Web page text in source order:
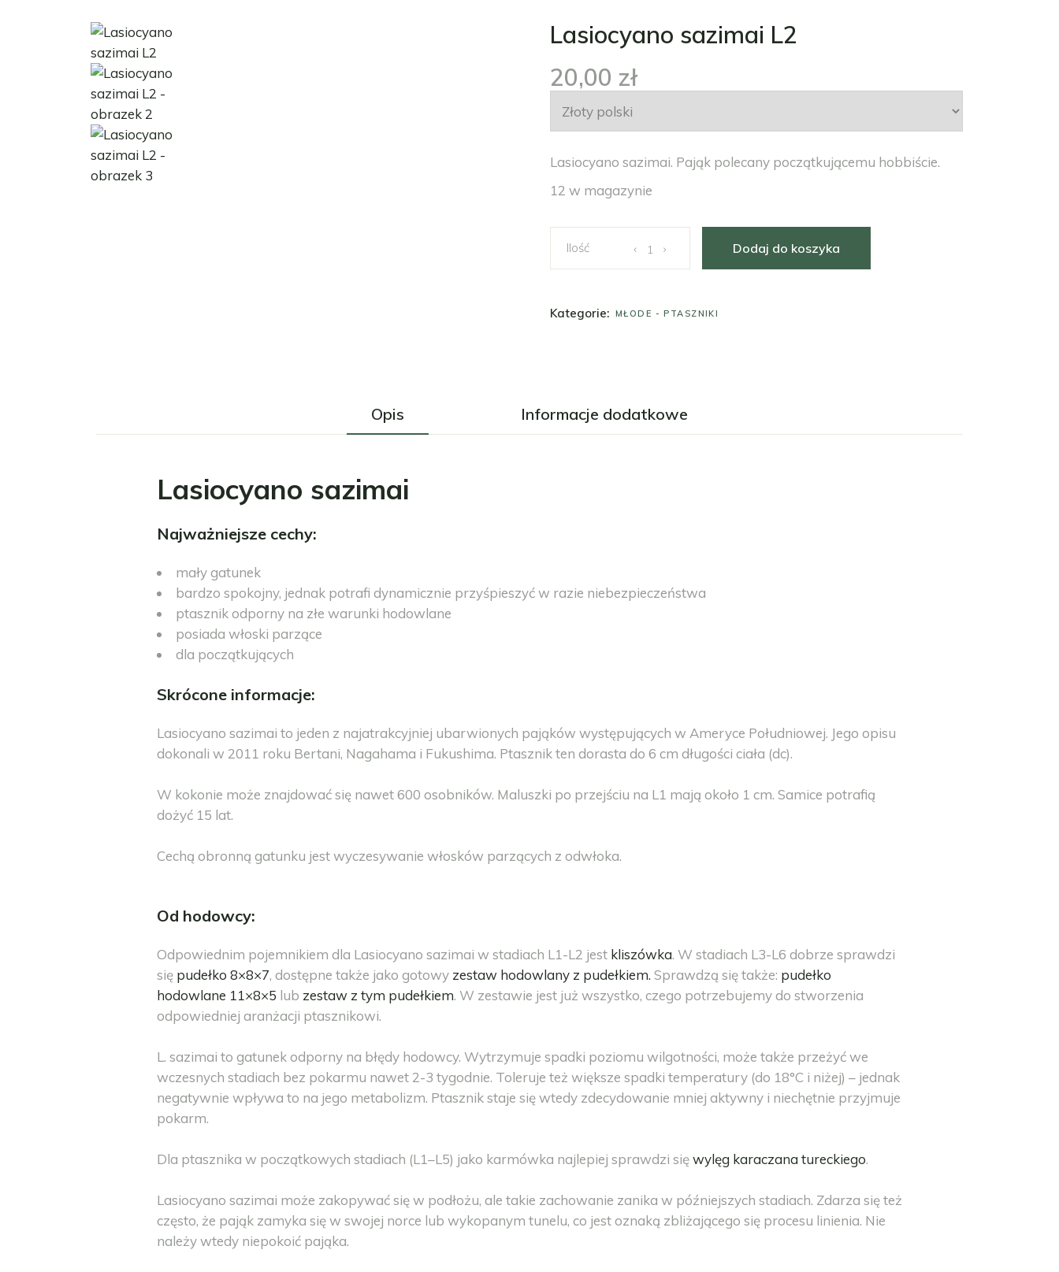
Lasiocyano sazimai L2
20,00 zł
Lasiocyano sazimai. Pająk polecany początkującemu hobbiście.
12 w magazynie
Lasiocyano sazimai L2 ilość
Dodaj do koszyka
Kategorie: MŁODE -PTASZNIKI
Opis Informacje dodatkowe
Lasiocyano sazimai
Najważniejsze cechy:
mały gatunek
bardzo spokojny, jednak potrafi dynamicznie przyśpieszyć w razie niebezpieczeństwa
ptasznik odporny na złe warunki hodowlane
posiada włoski parzące
dla początkujących
Skrócone informacje:
Lasiocyano sazimai to jeden z najatrakcyjniej ubarwionych pająków występujących w Ameryce Południowej. Jego opisu
dokonali w 2011 roku Bertani, Nagahama i Fukushima. Ptasznik ten dorasta do 6 cm długości ciała (dc).
W kokonie może znajdować się nawet 600 osobników. Maluszki po przejściu na L1 mają około 1 cm. Samice potrafią
dożyć 15 lat.
Cechą obronną gatunku jest wyczesywanie włosków parzących z odwłoka.
Od hodowcy:
Odpowiednim pojemnikiem dla Lasiocyano sazimai w stadiach L1-L2 jest kliszówka. W stadiach L3-L6 dobrze sprawdzi
się pudełko 8×8×7, dostępne także jako gotowy zestaw hodowlany z pudełkiem. Sprawdzą się także: pudełko
hodowlane 11×8×5 lub zestaw z tym pudełkiem. W zestawie jest już wszystko, czego potrzebujemy do stworzenia
odpowiedniej aranżacji ptasznikowi.
L. sazimai to gatunek odporny na błędy hodowcy. Wytrzymuje spadki poziomu wilgotności, może także przeżyć we
wczesnych stadiach bez pokarmu nawet 2-3 tygodnie. Toleruje też większe spadki temperatury (do 18°C i niżej) – jednak
negatywnie wpływa to na jego metabolizm. Ptasznik staje się wtedy zdecydowanie mniej aktywny i niechętnie przyjmuje
pokarm.
Dla ptasznika w początkowych stadiach (L1–L5) jako karmówka najlepiej sprawdzi sięwylęg karaczana tureckiego.
Lasiocyano sazimai może zakopywać się w podłożu, ale takie zachowanie zanika w późniejszych stadiach. Zdarza się też
często, że pająk zamyka się w swojej norce lub wykopanym tunelu, co jest oznaką zbliżającego się procesu linienia. Nie
należy wtedy niepokoić pająka.